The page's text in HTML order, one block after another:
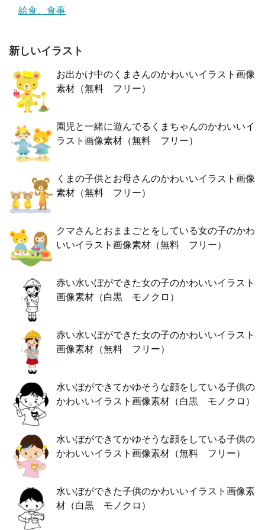
給食、食事
新しいイラスト
お出かけ中のくまさんのかわいいイラスト画像
素材（無料 フリー）
園児と一緒に遊んでるくまちゃんのかわいいイ
ラスト画像素材（無料 フリー）
くまの子供とお母さんのかわいいイラスト画像
素材（無料 フリー）
クマさんとおままごとをしている女の子のかわ
いいイラスト画像素材（無料 フリー）
赤い水いぼができた女の子のかわいいイラスト
画像素材（白黒 モノクロ）
赤い水いぼができた女の子のかわいいイラスト
画像素材（無料 フリー）
水いぼができてかゆそうな顔をしている子供の
かわいいイラスト画像素材（白黒 モノクロ）
水いぼができてかゆそうな顔をしている子供の
かわいいイラスト画像素材（無料 フリー）
水いぼができた子供のかわいいイラスト画像素
材（白黒 モノクロ）